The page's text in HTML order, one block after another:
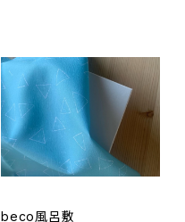
beco風呂敷